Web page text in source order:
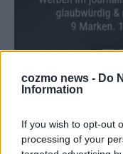
cozmo news - Do
Information
If you wish to opt-out
processing of your
KEINE NEWS MEHR